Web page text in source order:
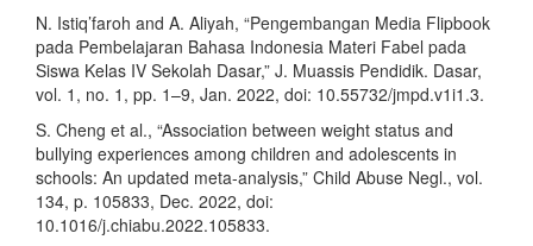
N. Istiq’faroh and A. Aliyah, “Pengembangan Media Flipbook
pada Pembelajaran Bahasa Indonesia Materi Fabel pada
Siswa Kelas IV Sekolah Dasar,” J. Muassis Pendidik. Dasar,
vol. 1, no. 1, pp. 1–9, Jan. 2022, doi: 10.55732/jmpd.v1i1.3.
S. Cheng et al., “Association between weight status and
bullying experiences among children and adolescents in
schools: An updated meta-analysis,” Child Abuse Negl., vol.
134, p. 105833, Dec. 2022, doi:
10.1016/j.chiabu.2022.105833.